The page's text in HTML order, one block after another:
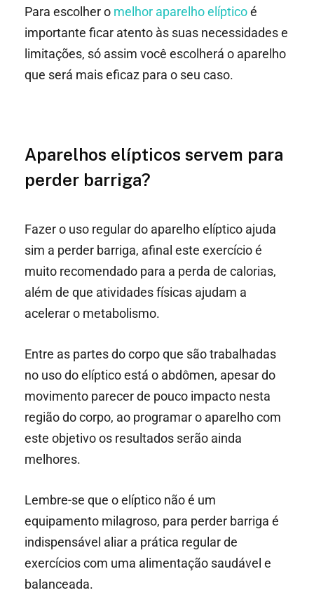
Para escolher o melhor aparelho elípticoé
importante ficar atento às suas necessidades e
limitações, só assim você escolherá o aparelho
que será mais eficaz para o seu caso.
Aparelhos elípticos servem para
perder barriga?
Fazer o uso regular do aparelho elíptico ajuda
sim a perder barriga, afinal este exercício é
muito recomendado para a perda de calorias,
além de que atividades físicas ajudam a
acelerar o metabolismo.
Entre as partes do corpo que são trabalhadas
no uso do elíptico está o abdômen, apesar do
movimento parecer de pouco impacto nesta
região do corpo, ao programar o aparelho com
este objetivo os resultados serão ainda
melhores.
Lembre-se que o elíptico não é um
equipamento milagroso, para perder barriga é
indispensável aliar a prática regular de
exercícios com uma alimentação saudável e
balanceada.